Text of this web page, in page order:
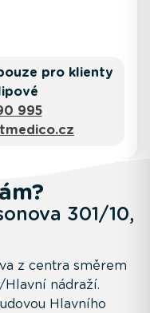
pro klienty
995
301/10,
z centra směrem
nádraží.
Hlavního